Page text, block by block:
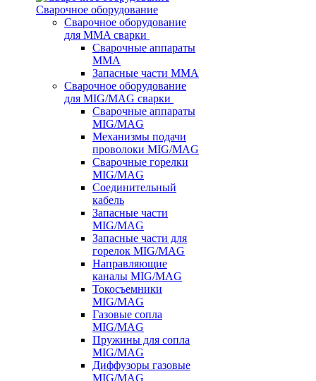
Сварочное оборудование
Сварочное оборудование
для MMA сварки
Сварочные аппараты
MMA
Запасные части MMA
Сварочное оборудование
для MIG/MAG сварки
Сварочные аппараты
MIG/MAG
Механизмы подачи
проволоки MIG/MAG
Сварочные горелки
MIG/MAG
Соединительный
кабель
Запасные части
MIG/MAG
Запасные части для
горелок MIG/MAG
Направляющие
каналы MIG/MAG
Токосъемники
MIG/MAG
Газовые сопла
MIG/MAG
Пружины для сопла
MIG/MAG
Диффузоры газовые
MIG/MAG